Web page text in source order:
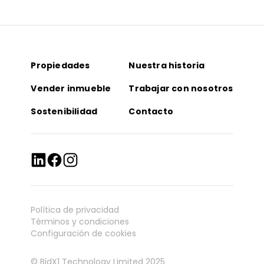
Propiedades
Nuestra historia
Vender inmueble
Trabajar con nosotros
Sostenibilidad
Contacto
Política de privacidad
Términos y condiciones
Configuración de cookies